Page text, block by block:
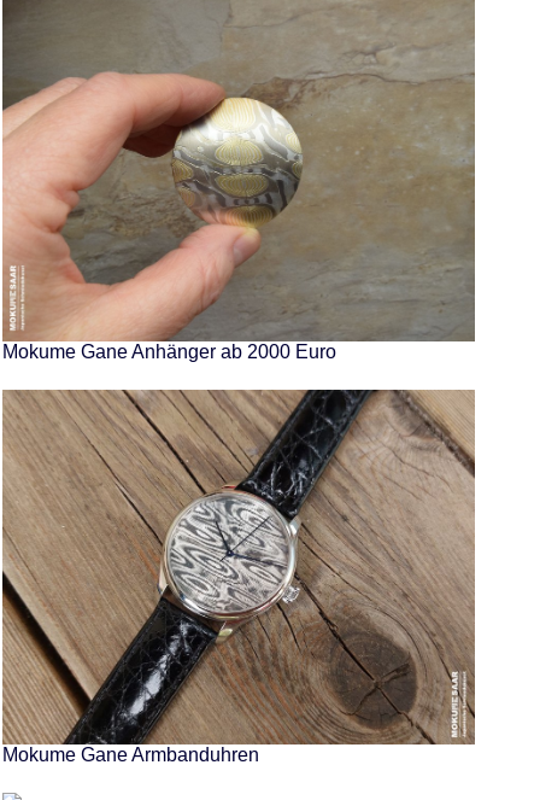
Mokume Gane Anhänger ab 2000 Euro
Mokume Gane Armbanduhren